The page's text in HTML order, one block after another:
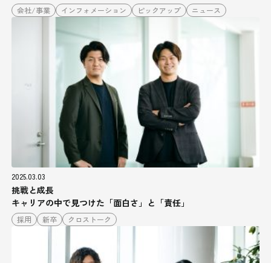
会社/事業 インフォメーション ピックアップ ニュース
2025.03.03
挑戦と成長
キャリアの中で見つけた「面白さ」と「責任」
採用 新卒 クロストーク